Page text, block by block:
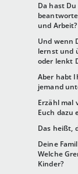
Da hast
und Arbeit?
Und wenn
lernst und
oder lenkt
Aber habt
jemand
Erzähl mal
Euch dazu
Das heißt,
Deine
Welche
Kinder?